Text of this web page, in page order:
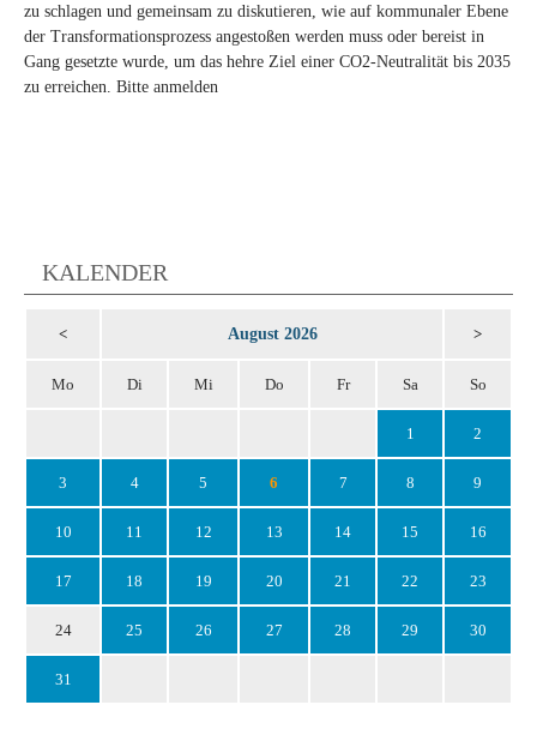
zu schlagen und gemeinsam zu diskutieren, wie auf kommunaler Ebene
der Transformationsprozess angestoßen werden muss oder bereist in
Gang gesetzte wurde, um das hehre Ziel einer CO2-Neutralität bis 2035
zu erreichen. Bitte anmelden
KALENDER
< August 2026 >
Mo Di Mi Do Fr Sa So
1 2
3 4 5 6 7 8 9
10 11 12 13 14 15 16
17 18 19 20 21 22 23
24 25 26 27 28 29 30
31